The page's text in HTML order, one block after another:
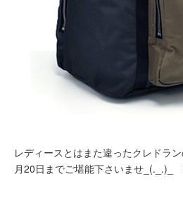
レディースとはまた違ったクレドラ
月20日までご堪能下さいませ_(._.)_